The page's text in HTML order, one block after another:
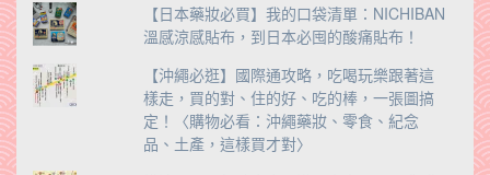
【日本藥妝必買】我的口袋清單：NICHIBAN
溫感涼感貼布，到日本必囤的酸痛貼布！
【沖繩必逛】國際通攻略，吃喝玩樂跟著這
樣走，買的對、住的好、吃的棒，一張圖搞
定！〈購物必看：沖繩藥妝、零食、紀念
品、土產，這樣買才對〉